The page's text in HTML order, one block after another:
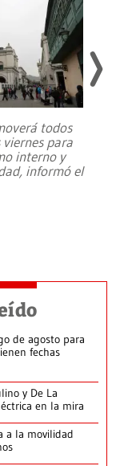
todos
para
interno y
informó el
de agosto para
fechas
y De La
en la mira
a la movilidad